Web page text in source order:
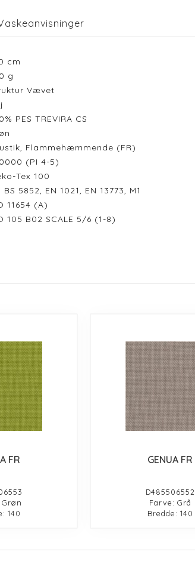
cm
g
Vævet
PES TREVIRA CS
Flammehæmmende (FR)
(PI 4-5)
Tex 100
BS 5852, EN 1021, EN 13773, M1
11654 (A)
105 B02 SCALE 5/6 (1-8)
FR
140
GENUA FR
D485506552
Farve: Grå
Bredde: 140